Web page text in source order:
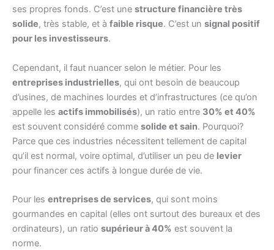
ses propres fonds. C’est une structure financière très
solide, très stable, et à faible risque. C’est un signal positif
pour les investisseurs.
Cependant, il faut nuancer selon le métier. Pour les
entreprises industrielles, qui ont besoin de beaucoup
d’usines, de machines lourdes et d’infrastructures (ce qu’on
appelle les actifs immobilisés), un ratio entre 30% et 40%
est souvent considéré comme solide et sain. Pourquoi?
Parce que ces industries nécessitent tellement de capital
qu’il est normal, voire optimal, d’utiliser un peu de levier
pour financer ces actifs à longue durée de vie.
Pour les entreprises de services, qui sont moins
gourmandes en capital (elles ont surtout des bureaux et des
ordinateurs), un ratio supérieur à 40% est souvent la
norme.